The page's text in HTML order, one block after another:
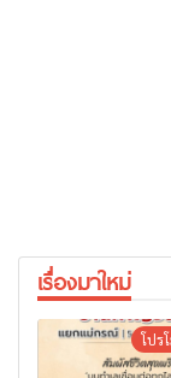
เรื่องมาใหม่
โปร